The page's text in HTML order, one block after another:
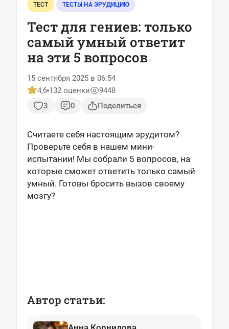
ТЕСТ ТЕСТЫ НА ЭРУДИЦИЮ
Тест для гениев: только
самый умный ответит
на эти 5 вопросов
15 сентября 2025 в 06:54
4,6 132 оценки
9448
3
0 Поделиться
Считаете себя настоящим эрудитом?
Проверьте себя в нашем мини-
испытании! Мы собрали 5 вопросов, на
которые сможет ответить только самый
умный. Готовы бросить вызов своему
мозгу?
Автор статьи: